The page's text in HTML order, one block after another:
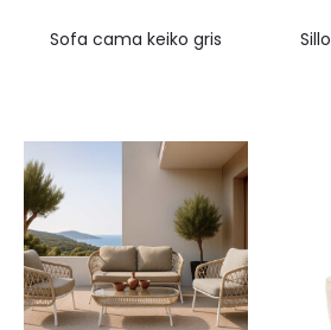
sofa cama keiko gris
sillon p.lift 1 motor saori